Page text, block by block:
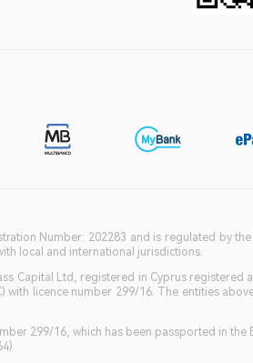
Number: 202283 and is regulated by the
local and international jurisdictions.
Capital Ltd, registered in Cyprus registered
with licence number 299/16. The entities
299/16, which has been passported in the